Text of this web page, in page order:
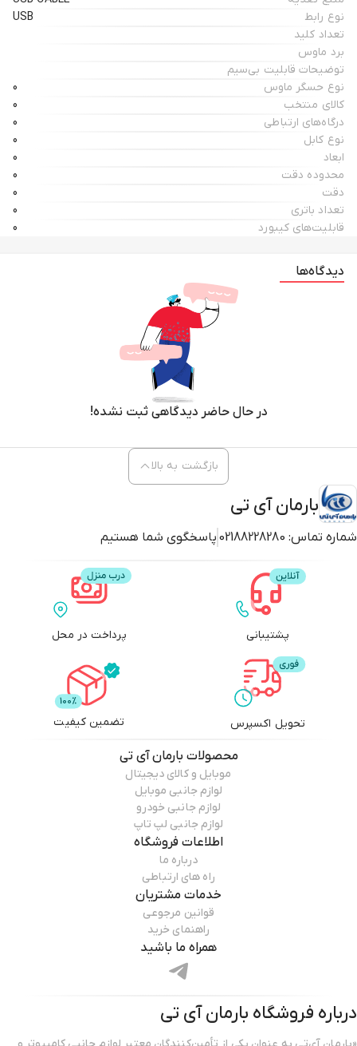
نوع رابط
USB
تعداد کلید
برد ماوس
توضیحات قابلیت بی‌سیم
نوع حسگر ماوس
0
کالای منتخب
0
درگاه‌های ارتباطی
0
نوع کابل
0
ابعاد
0
محدوده دقت
0
دقت
0
تعداد باتری
0
قابلیت‌های کیبورد
0
دیدگاه‌ها
در حال حاضر دیدگاهی ثبت نشده!
بارمان آی تی
شماره تماس: 02188228280 پاسخگوی شما هستیم
بازگشت به بالا
پشتیبانی پرداخت در محل
تحویل اکسپرس تضمین کیفیت
محصولات بارمان آی تی
موبایل و کالای دیجیتال
لوازم جانبی موبایل
لوازم جانبی خودرو
لوازم جانبی لپ تاپ
اطلاعات فروشگاه
درباره ما
راه های ارتباطی
خدمات مشتریان
قوانین مرجوعی
راهنمای خرید
همراه ما باشید
درباره فروشگاه بارمان آی تی